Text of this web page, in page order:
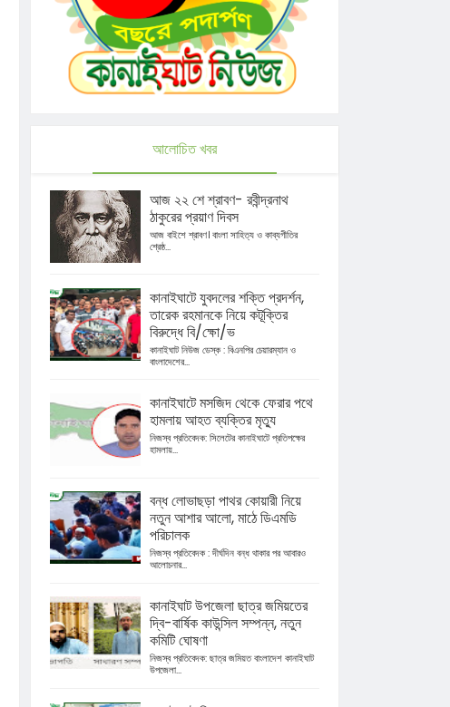
আলোচিত খবর
আজ ২২ শে শ্রাবণ- রবীন্দ্রনাথ
ঠাকুরের প্রয়াণ দিবস
আজ বাইশে শ্রাবণ। বাংলা সাহিত্য ও কাব্যগীতির
শ্রেষ্ঠ...
কানাইঘাটে যুবদলের শক্তি প্রদর্শন,
তারেক রহমানকে নিয়ে কটূক্তির
বিরুদ্ধে বি/ক্ষো/ভ
কানাইঘাট নিউজ ডেস্ক : বিএনপির চেয়ারম্যান ও
বাংলাদেশের...
কানাইঘাটে মসজিদ থেকে ফেরার পথে
হামলায় আহত ব্যক্তির মৃত্যু
নিজস্ব প্রতিবেদক: সিলেটের কানাইঘাটে প্রতিপক্ষের
হামলায়...
বন্ধ লোভাছড়া পাথর কোয়ারী নিয়ে
নতুন আশার আলো, মাঠে ডিএমডি
পরিচালক
নিজস্ব প্রতিবেদক : দীর্ঘদিন বন্ধ থাকার পর আবারও
আলোচনার...
কানাইঘাট উপজেলা ছাত্র জমিয়তের
দ্বি-বার্ষিক কাউন্সিল সম্পন্ন, নতুন
কমিটি ঘোষণা
নিজস্ব প্রতিবেদক: ছাত্র জমিয়ত বাংলাদেশ কানাইঘাট
উপজেলা...